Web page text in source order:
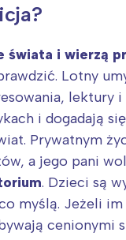
świata i wierzą
Lotny
lektury i
i dogadają
Prywatnym
a jego pani
. Dzieci są
myślą. Jeżeli
cenionymi